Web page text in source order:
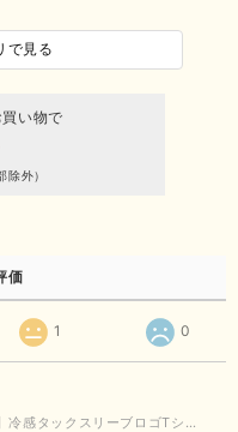
で見る
い物で
除外）
価
1 0
【QTUME／クチューム】冷感タックスリーブロゴTシャツ（ライトグレー）